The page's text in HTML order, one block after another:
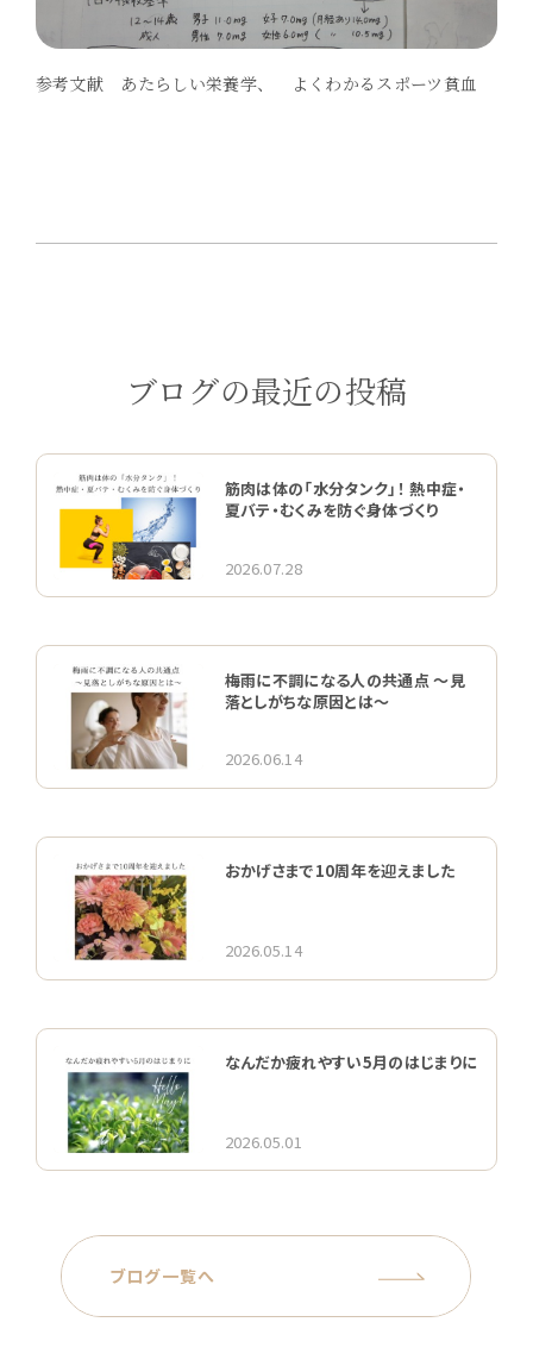
参考文献 あたらしい栄養学、 よくわかるスポーツ貧血
ブログの最近の投稿
筋肉は体の「水分タンク」！ 熱中症・
夏バテ・むくみを防ぐ身体づくり
2026.07.28
梅雨に不調になる人の共通点 〜見
落としがちな原因とは〜
2026.06.14
おかげさまで10周年を迎えました
2026.05.14
なんだか疲れやすい5月のはじまりに
2026.05.01
ブログ一覧へ